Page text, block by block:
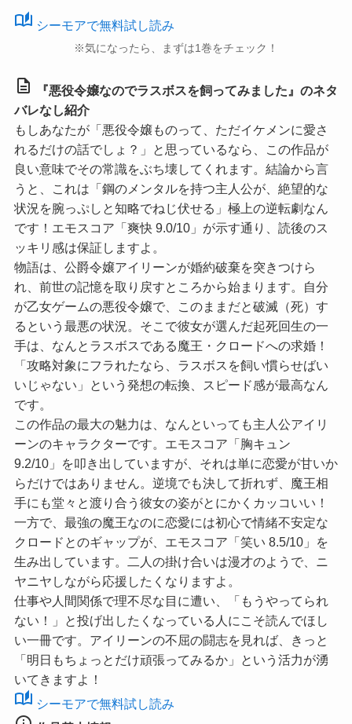
auto_stories シーモアで無料試し読み
※気になったら、まずは1巻をチェック！
description
『悪役令嬢なのでラスボスを飼ってみました』のネタ
バレなし紹介
もしあなたが「悪役令嬢ものって、ただイケメンに愛さ
れるだけの話でしょ？」と思っているなら、この作品が
良い意味でその常識をぶち壊してくれます。結論から言
うと、これは「鋼のメンタルを持つ主人公が、絶望的な
状況を腕っぷしと知略でねじ伏せる」極上の逆転劇なん
です！ エモスコア「爽快 9.0/10」 が示す通り、読後のス
ッキリ感は保証しますよ。
物語は、公爵令嬢アイリーンが婚約破棄を突きつけら
れ、前世の記憶を取り戻すところから始まります。自分
が乙女ゲームの悪役令嬢で、このままだと破滅（死）す
るという最悪の状況。そこで彼女が選んだ起死回生の一
手は、なんとラスボスである魔王・クロードへの求婚！
「攻略対象にフラれたなら、ラスボスを飼い慣らせばい
いじゃない」という発想の転換、スピード感が最高なん
です。
この作品の最大の魅力は、なんといっても主人公アイリ
ーンのキャラクターです。
エモスコア「胸キュン
9.2/10」
を叩き出していますが、それは単に恋愛が甘いか
らだけではありません。逆境でも決して折れず、魔王相
手にも堂々と渡り合う彼女の姿がとにかくカッコいい！
一方で、最強の魔王なのに恋愛には初心で情緒不安定な
クロードとのギャップが、
エモスコア「笑い 8.5/10」
を
生み出しています。二人の掛け合いは漫才のようで、ニ
ヤニヤしながら応援したくなりますよ。
仕事や人間関係で理不尽な目に遭い、「もうやってられ
ない！」と投げ出したくなっている人にこそ読んでほし
い一冊です。アイリーンの不屈の闘志を見れば、きっと
「明日もちょっとだけ頑張ってみるか」という活力が湧
いてきますよ！
auto_stories シーモアで無料試し読み